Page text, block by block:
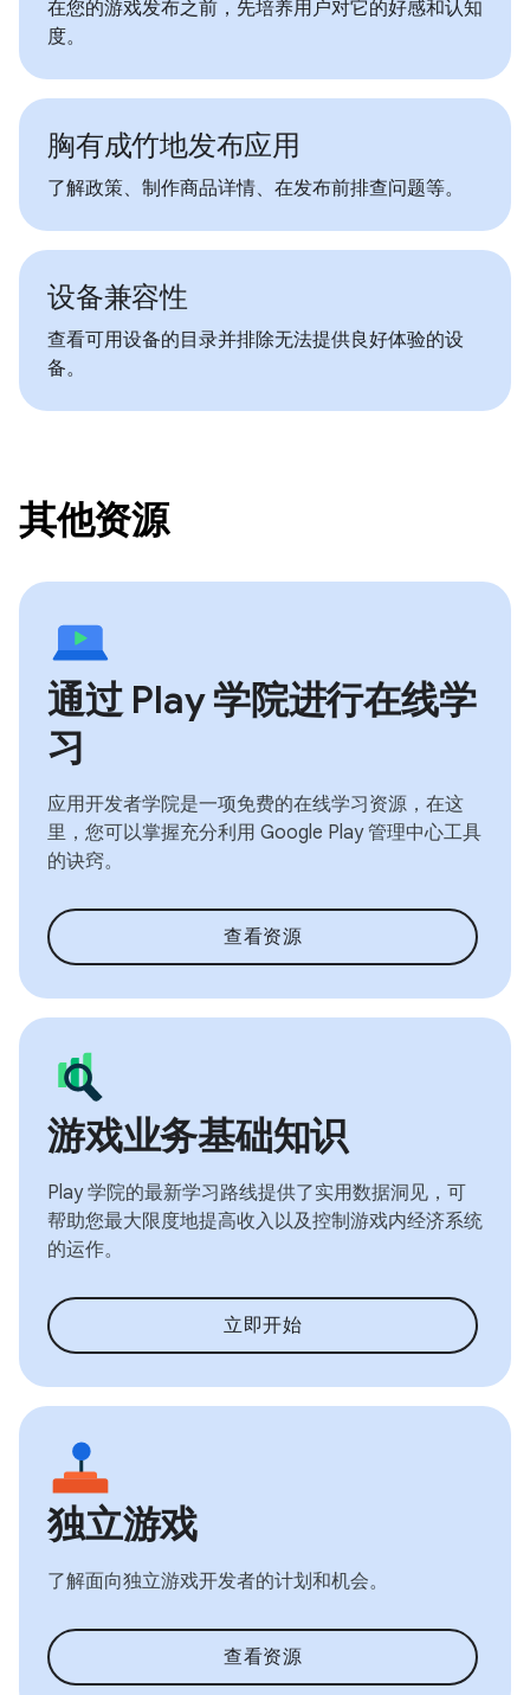
在您的游戏发布之前，先培养用户对它的好感和认知
度。
胸有成竹地发布应用
了解政策、制作商品详情、在发布前排查问题等。
设备兼容性
查看可用设备的目录并排除无法提供良好体验的设
备。
其他资源
通过 Play 学院进行在线学
习
应用开发者学院是一项免费的在线学习资源，在这
里，您可以掌握充分利用 Google Play 管理中心工具
的诀窍。
查看资源
游戏业务基础知识
Play 学院的最新学习路线提供了实用数据洞见，可
帮助您最大限度地提高收入以及控制游戏内经济系统
的运作。
立即开始
独立游戏
了解面向独立游戏开发者的计划和机会。
查看资源